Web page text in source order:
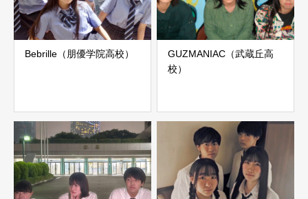
Bebrille（朋優学院高校）
GUZMANIAC（武蔵丘高
校）